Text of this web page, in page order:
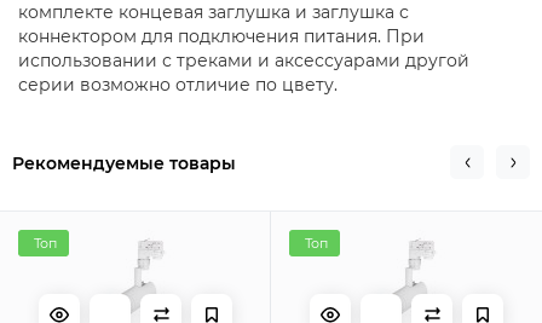
комплекте концевая заглушка и заглушка с
коннектором для подключения питания. При
использовании с треками и аксессуарами другой
серии возможно отличие по цвету.
Рекомендуемые товары
Топ Топ